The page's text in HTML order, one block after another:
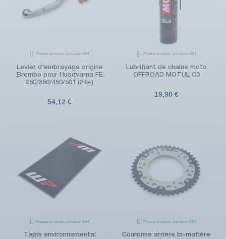
Produit en stock. Livraison 48H
Levier d'embrayage origine
Brembo pour Husqvarna FE
250/350/450/501 (24+)
54,12 €
Produit en stock. Livraison 48H
Lubrifiant de chaîne moto
OFFROAD MOTUL C3
19,90 €
Produit en stock. Livraison 48H
Tapis environnemental
Produit en stock. Livraison 48H
Couronne arrière bi-matière